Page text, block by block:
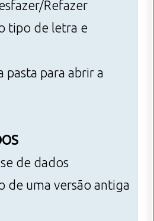
Refazer
tipo de letra e
pasta para abrir a
de dados
de uma versão antiga